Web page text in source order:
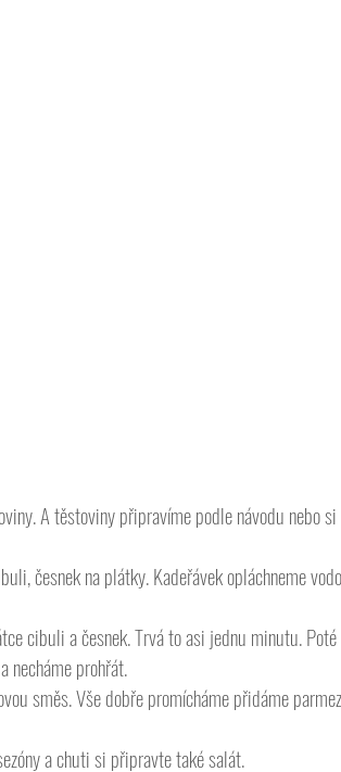
A těstoviny připravíme podle návodu nebo
česnek na plátky. Kadeřávek opláchneme
cibuli a česnek. Trvá to asi jednu minutu.
necháme prohřát.
směs. Vše dobře promícháme přidáme
a chuti si připravte také salát.